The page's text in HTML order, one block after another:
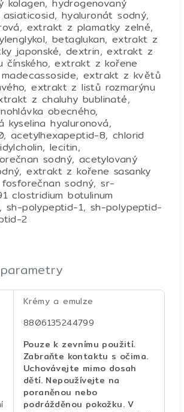
kolagen, hydrogenovaný
hyaluronát sodný,
extrakt z plamatky zelné,
betaglukan, extrakt z
japonské, dextrin, extrakt z
čínského, extrakt z kořene
extrakt z květů
extrakt z listů rozmarýnu
z chaluhy bublinaté,
obecného,
kyselina hyaluronová,
acetylhexapeptid-8, chlorid
lecitin,
sodný, acetylovaný
extrakt z kořene sasanky
sodný, sr-
clostridium botulinum
sh-polypeptid-1, sh-polypeptid-
2
Krémy a emulze
8806135244799
Pouze k zevnímu použití.
Zabraňte kontaktu s očima.
Uchovávejte mimo dosah
dětí. Nepoužívejte na
poraněnou nebo
podrážděnou pokožku. V